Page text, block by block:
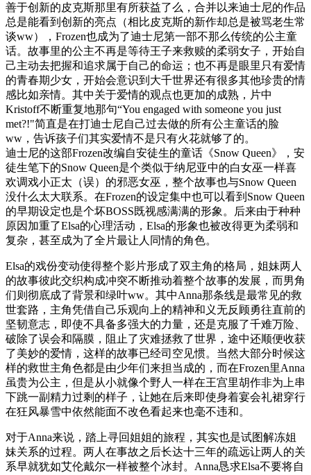
善于创新的皮克斯那里有所获益了么，合并以来迪士尼的作品
总是能看到创新的亮点（相比皮克斯的新作却总是被骂老生常
谈ww），Frozen也成为了迪士尼第一部不那么传统的公主童
话。故事里的公主不再是等待王子来救赎的柔弱女子，开始自
己主动去把握和追求属于自己的命运；也不再是眼里只有爱情
的青春期少女，开始会意识到大千世界还有很多其他珍贵的情
感比如亲情。其中关于爱情的观点也更加的成熟，片中
Kristoff不断重复地那句“You engaged with someone you just
met?!"简直是在打迪士尼自己过去做的所有公主童话的脸
ww，告诉孩子们其实爱情不是只有火花就够了的。
迪士尼的这部Frozen改编自安徒生的童话《Snow Queen》，安
徒生笔下的Snow Queen是个类似于纳尼亚中的白女巫一样喜
欢调戏小正太（误）的邪恶女巫，整个故事也与Snow Queen
没什么太大联系。在Frozen的设定集中也可以看到Snow Queen
的早期设定也是个坏BOSS既视感满满的形象。后来由于种种
原因加重了Elsa的心理活动，Elsa的形象也被改得更为柔弱和
复杂，甚至成为了全片最让人同情的角色。
Elsa的戏份变动使得整个影片形成了双主角的格局，姐妹两人
的故事彼此交织构成冲突不断推动着整个故事的发展，而男角
们则彻底成了背景和绿叶ww。其中Anna那条线是最常见的救
世套路，主角凭借自己乐观向上的精神和义无反顾勇往直前的
坚韧意志，即使不具备多强大的力量，还是克服了千难万险、
破除了误会和隔膜，阻止了灾难拯救了世界，途中还顺便收获
了美妙的爱情，这样的故事已经司空见惯。当然大部分时候这
样的救世主角色都是由少年们来担当成的，而在Frozen里Anna
虽贵为公主，但是从小就像个野人一样在王宫里胡作非为上串
下跳一副精力过剩的样子，让她在后来即使身着宴会礼裙穿行
在狂风暴雪中依然能面不改色看起来也毫不违和。
对于Anna来说，踏上寻回姐姐的旅程，其实也是试图解冻姐
妹关系的过程。两人在事故之后长达十三年的疏远让两人的关
系早就犹如艾伦戴尔一样被整个冰封。Anna恳求Elsa不要将自